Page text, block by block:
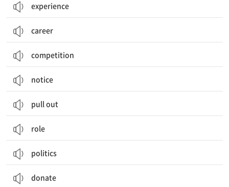
experience
career
competition
notice
pull out
role
politics
donate